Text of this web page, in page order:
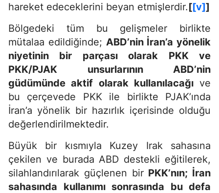
hareket edeceklerini beyan etmişlerdir.[[v]]
Bölgedeki tüm bu gelişmeler birlikte
mütalaa edildiğinde; ABD’nin İran’a yönelik
niyetinin bir parçası olarak PKK ve
PKK/PJAK unsurlarının ABD’nin
güdümünde aktif olarak kullanılacağıve
bu çerçevede PKK ile birlikte PJAK’ında
İran’a yönelik bir hazırlık içerisinde olduğu
değerlendirilmektedir.
Büyük bir kısmıyla Kuzey Irak sahasına
çekilen ve burada ABD destekli eğitilerek,
silahlandırılarak güçlenen bir PKK’nın; İran
sahasında kullanımı sonrasında bu defa